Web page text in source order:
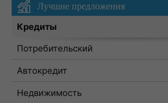
Лучшие предложения
Кредиты
Потребительский
Автокредит
Недвижимость